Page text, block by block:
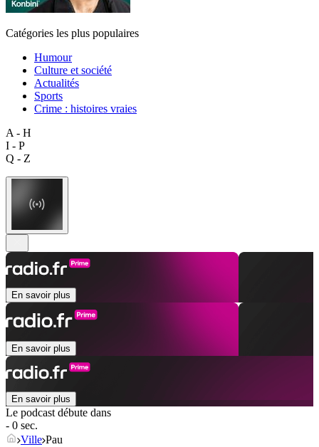
Catégories les plus populaires
Humour
Culture et société
Actualités
Sports
Crime : histoires vraies
A - H
I - P
Q - Z
En savoir plus
En savoir plus
En savoir plus
Le podcast débute dans
- 0 sec.
Ville Pau